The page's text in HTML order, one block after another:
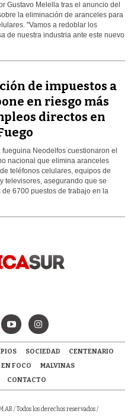
Gustavo Melella tras el anuncio del
la eliminación de aranceles para
"Vamos a redoblar los
de nuestra industria ante este nuevo
de impuestos a
en riesgo más
directos en
Neodelfos cuestionaron el
nacional que elimina aranceles
teléfonos celulares, equipos de
televisores, asegurando que se
6700 puestos de trabajo en la
SOCIEDAD
CENTENARIO
EN FOCO
MALVINAS
CONTACTO
/ Todos los derechos reservados /